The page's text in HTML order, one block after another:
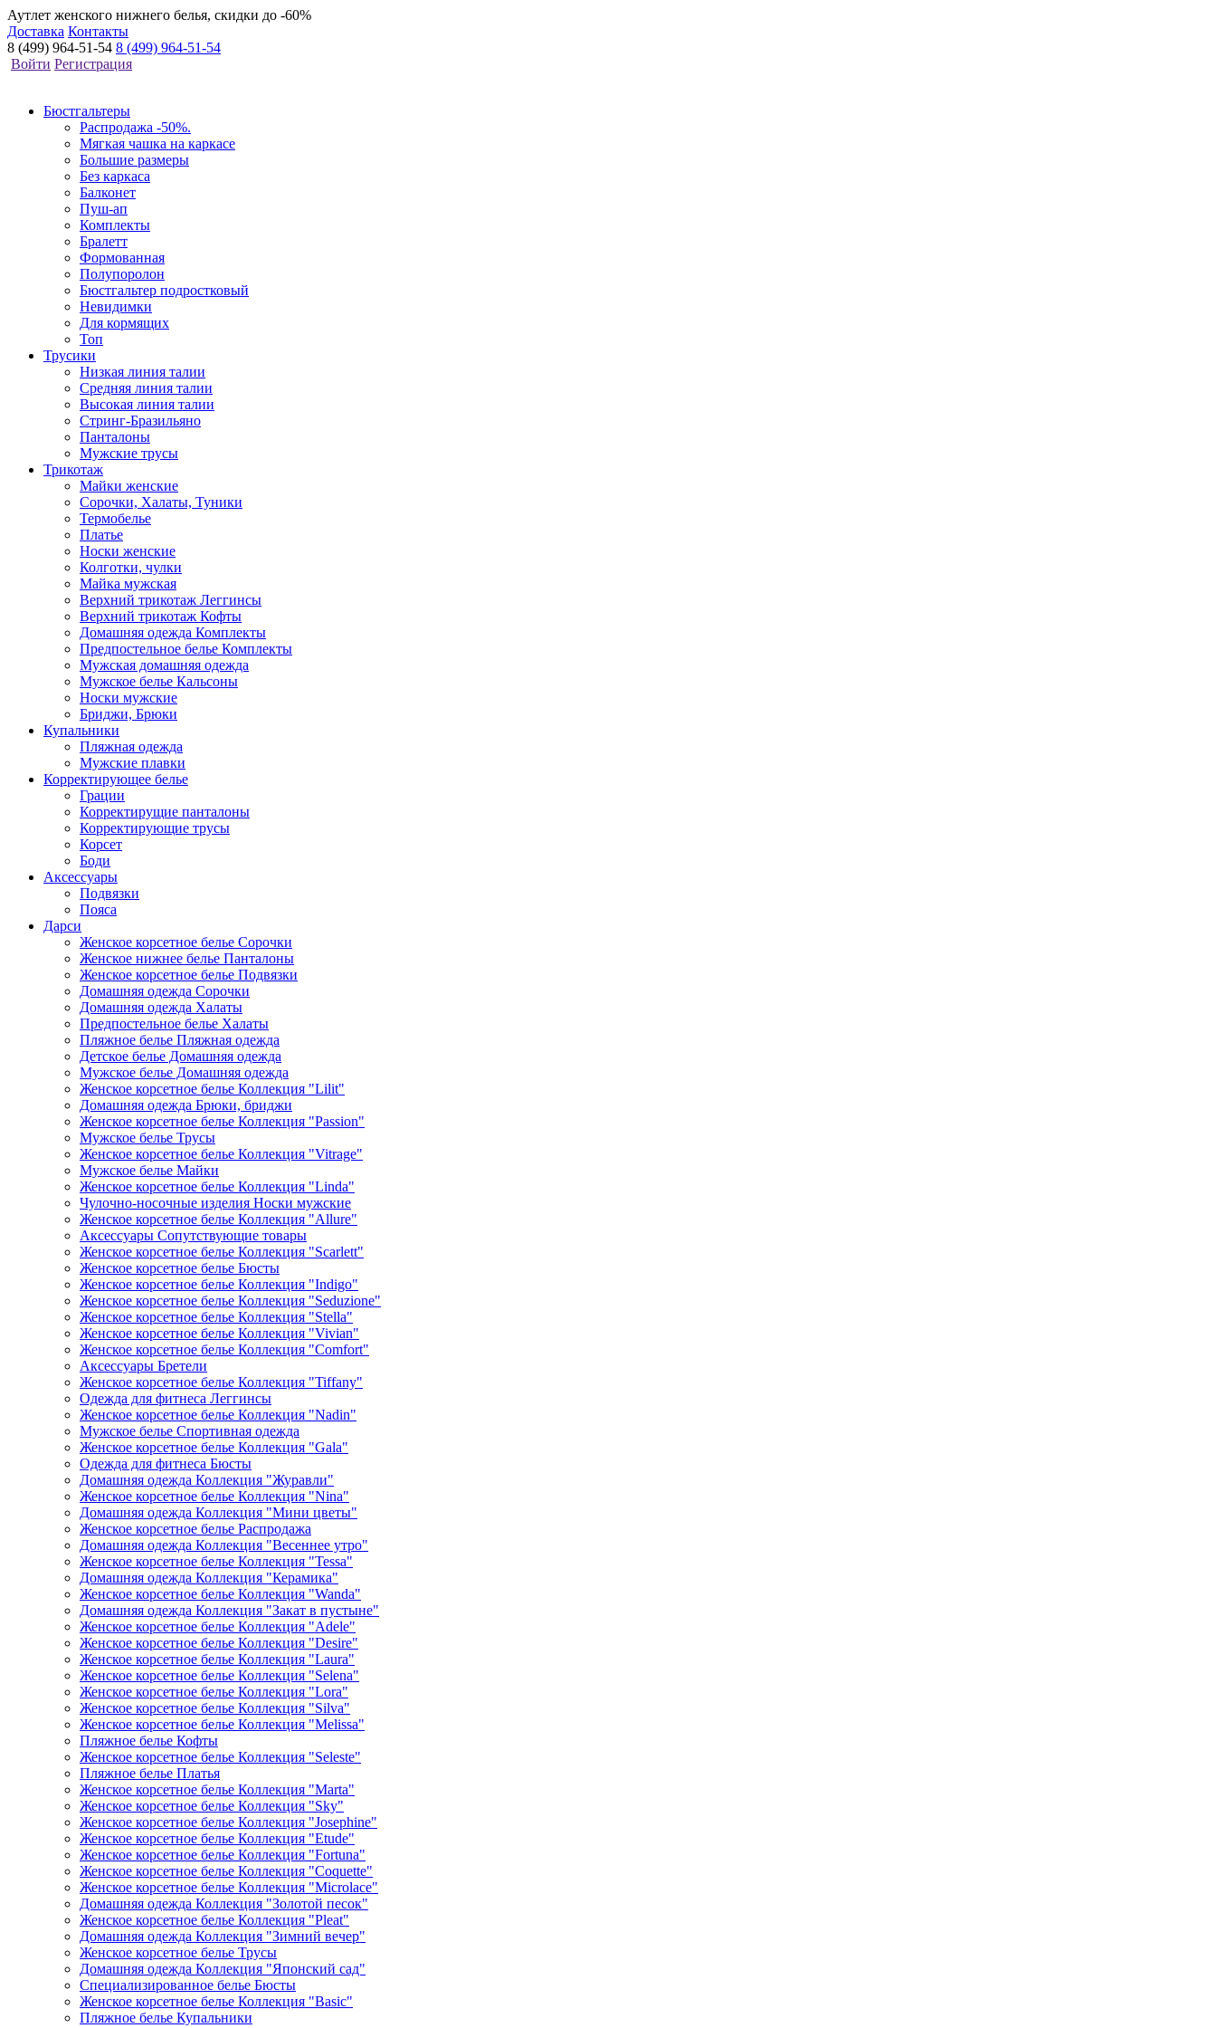
Аутлет женского нижнего белья, скидки до -60%
Доставка Контакты
8 (499) 964-51-54 8 (499) 964-51-54
Войти Регистрация
Бюстгальтеры
Распродажа -50%.
Мягкая чашка на каркасе
Большие размеры
Без каркаса
Балконет
Пуш-ап
Комплекты
Бралетт
Формованная
Полупоролон
Бюстгальтер подростковый
Невидимки
Для кормящих
Топ
Трусики
Низкая линия талии
Средняя линия талии
Высокая линия талии
Стринг-Бразильяно
Панталоны
Мужские трусы
Трикотаж
Майки женские
Сорочки, Халаты, Туники
Термобелье
Платье
Носки женские
Колготки, чулки
Майка мужская
Верхний трикотаж Леггинсы
Верхний трикотаж Кофты
Домашняя одежда Комплекты
Предпостельное белье Комплекты
Мужская домашняя одежда
Мужское белье Кальсоны
Носки мужские
Бриджи, Брюки
Купальники
Пляжная одежда
Мужские плавки
Корректирующее белье
Грации
Корректирущие панталоны
Корректирующие трусы
Корсет
Боди
Аксессуары
Подвязки
Пояса
Дарси
Женское корсетное белье Сорочки
Женское нижнее белье Панталоны
Женское корсетное белье Подвязки
Домашняя одежда Сорочки
Домашняя одежда Халаты
Предпостельное белье Халаты
Пляжное белье Пляжная одежда
Детское белье Домашняя одежда
Мужское белье Домашняя одежда
Женское корсетное белье Коллекция "Lilit"
Домашняя одежда Брюки, бриджи
Женское корсетное белье Коллекция "Passion"
Мужское белье Трусы
Женское корсетное белье Коллекция "Vitrage"
Мужское белье Майки
Женское корсетное белье Коллекция "Linda"
Чулочно-носочные изделия Носки мужские
Женское корсетное белье Коллекция "Allure"
Аксессуары Сопутствующие товары
Женское корсетное белье Коллекция "Scarlett"
Женское корсетное белье Бюсты
Женское корсетное белье Коллекция "Indigo"
Женское корсетное белье Коллекция "Seduzione"
Женское корсетное белье Коллекция "Stella"
Женское корсетное белье Коллекция "Vivian"
Женское корсетное белье Коллекция "Comfort"
Аксессуары Бретели
Женское корсетное белье Коллекция "Tiffany"
Одежда для фитнеса Леггинсы
Женское корсетное белье Коллекция "Nadin"
Мужское белье Спортивная одежда
Женское корсетное белье Коллекция "Gala"
Одежда для фитнеса Бюсты
Домашняя одежда Коллекция "Журавли"
Женское корсетное белье Коллекция "Nina"
Домашняя одежда Коллекция "Мини цветы"
Женское корсетное белье Распродажа
Домашняя одежда Коллекция "Весеннее утро"
Женское корсетное белье Коллекция "Tessa"
Домашняя одежда Коллекция "Керамика"
Женское корсетное белье Коллекция "Wanda"
Домашняя одежда Коллекция "Закат в пустыне"
Женское корсетное белье Коллекция "Adele"
Женское корсетное белье Коллекция "Desire"
Женское корсетное белье Коллекция "Laura"
Женское корсетное белье Коллекция "Selena"
Женское корсетное белье Коллекция "Lora"
Женское корсетное белье Коллекция "Silva"
Женское корсетное белье Коллекция "Melissa"
Пляжное белье Кофты
Женское корсетное белье Коллекция "Seleste"
Пляжное белье Платья
Женское корсетное белье Коллекция "Marta"
Женское корсетное белье Коллекция "Sky"
Женское корсетное белье Коллекция "Josephine"
Женское корсетное белье Коллекция "Etude"
Женское корсетное белье Коллекция "Fortuna"
Женское корсетное белье Коллекция "Coquette"
Женское корсетное белье Коллекция "Microlace"
Домашняя одежда Коллекция "Золотой песок"
Женское корсетное белье Коллекция "Pleat"
Домашняя одежда Коллекция "Зимний вечер"
Женское корсетное белье Трусы
Домашняя одежда Коллекция "Японский сад"
Специализированное белье Бюсты
Женское корсетное белье Коллекция "Basic"
Пляжное белье Купальники